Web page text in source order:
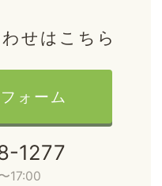
せはこちら
ォーム
1277
17:00